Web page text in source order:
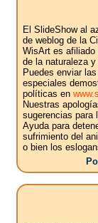
El SlideShow al
de weblog de la
WisArt es afiliado
de la naturaleza
Puedes enviar
especiales
políticas en
Nuestras
sugerencias para
Ayuda para
sufrimiento del
o bien los